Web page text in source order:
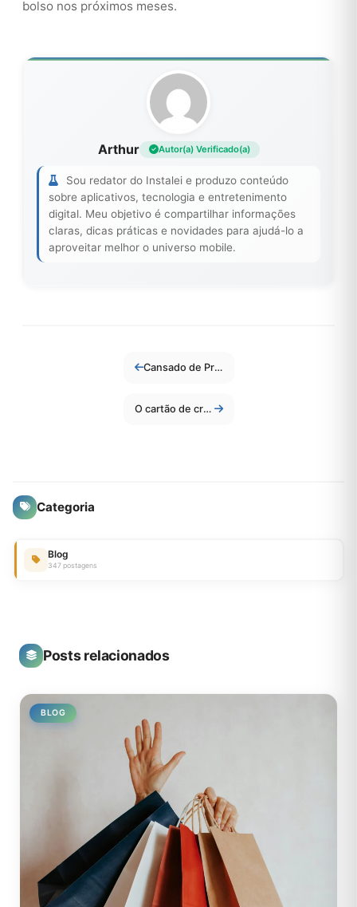
bolso nos próximos meses.
Arthur Autor(a) Verificado(a)
Sou redator do Instalei e produzo conteúdo
sobre aplicativos, tecnologia e entretenimento
digital. Meu objetivo é compartilhar informações
claras, dicas práticas e novidades para ajudá-lo a
aproveitar melhor o universo mobile.
Cansado de Promessas Vazias? Conheça os Melhores Cartões de Fidelidade que Realmente Funcionam.
O cartão de crédito que vai mudar a sua vida: sem tarifas, dinheiro de volta e aprovação rápida!
Categoria
Blog
347 postagens
Posts relacionados
BLOG